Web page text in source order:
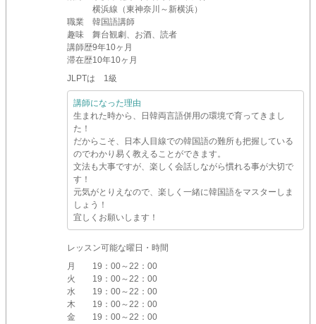
横浜線（東神奈川～新横浜）
職業
韓国語講師
趣味
舞台観劇、お酒、読者
講師歴9年10ヶ月
滞在歴10年10ヶ月
JLPTは 1級
講師になった理由
生まれた時から、日韓両言語併用の環境で育ってきまし
た！
だからこそ、日本人目線での韓国語の難所も把握している
のでわかり易く教えることができます。
文法も大事ですが、楽しく会話しながら慣れる事が大切で
す！
元気がとりえなので、楽しく一緒に韓国語をマスターしま
しょう！
宜しくお願いします！
レッスン可能な曜日・時間
月
19：00～22：00
火
19：00～22：00
水
19：00～22：00
木
19：00～22：00
金
19：00～22：00